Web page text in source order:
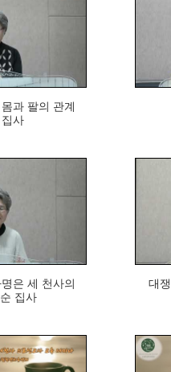
과 팔의 관계
사
은 세 천사의
집사
대